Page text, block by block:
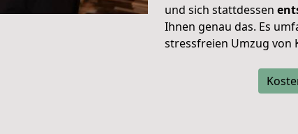
und sich stattdessen
Ihnen genau das. Es
stressfreien Umzug von